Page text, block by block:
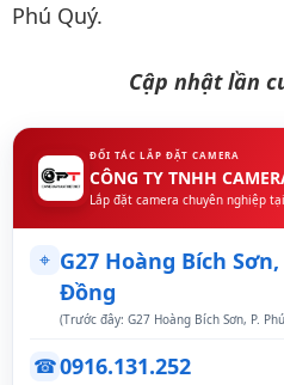
Phú Quý.
Cập nhật lần
ĐỐI TÁC LẮP ĐẶT CAMERA
CÔNG TY TNHH
Lắp đặt camera chuyên nghiệp
⌖ G27 Hoàng Bích
Đồng
(Trước đây: G27 Hoàng Bích Sơn, P.
☎0916.131.252